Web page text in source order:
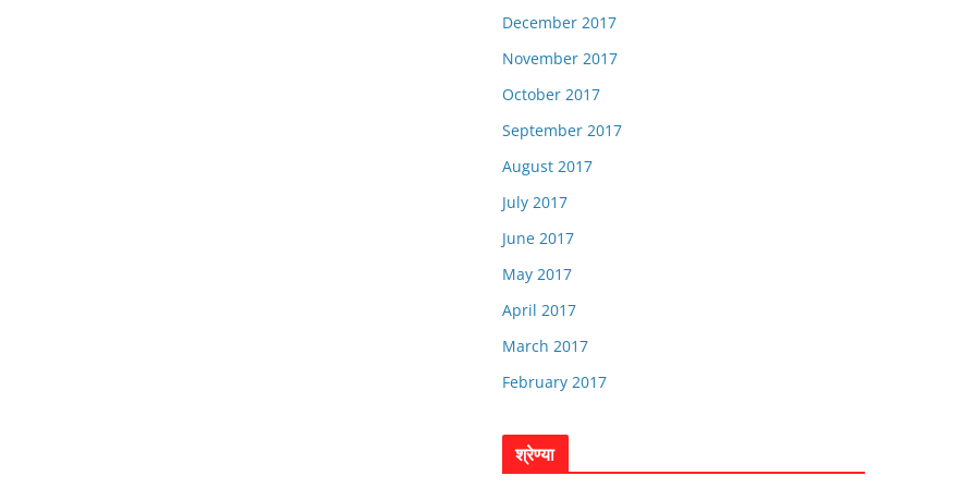
December 2017
November 2017
October 2017
September 2017
August 2017
July 2017
June 2017
May 2017
April 2017
March 2017
February 2017
श्रेण्या